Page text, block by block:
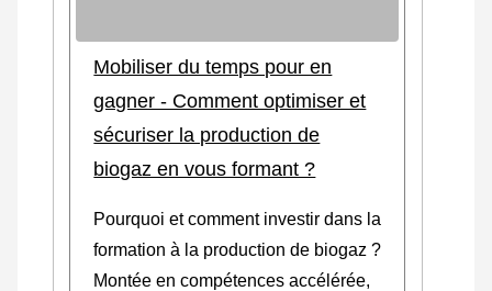
Mobiliser du temps pour en
gagner - Comment optimiser et
sécuriser la production de
biogaz en vous formant ?
Pourquoi et comment investir dans la
formation à la production de biogaz ?
Montée en compétences accélérée,